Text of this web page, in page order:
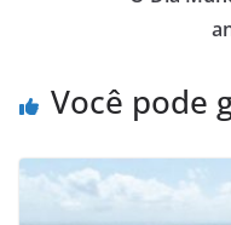
Você pode